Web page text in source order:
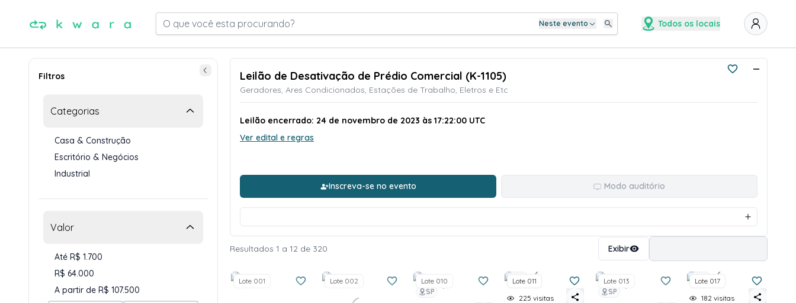
O que você esta procurando? Neste evento Todos os locais
Filtros
Categorias
Casa & Construção
Escritório & Negócios
Industrial
Valor
Até R$ 1.700
R$ 64.000
A partir de R$ 107.500
Leilão de Desativação de Prédio Comercial (K-1105)
Geradores, Ares Condicionados, Estações de Trabalho, Eletros e Etc
Leilão encerrado: 24 de novembro de 2023 às 17:22:00 UTC
Ver edital e regras
Inscreva-se no evento Modo auditório
Resultados 1 a 12 de 320 Exibir
Lote 001 Lote 002
SP
Lote 010 SP
Lote 011
225 visitas
SP
Lote 013 SP
Lote 017
182 visitas